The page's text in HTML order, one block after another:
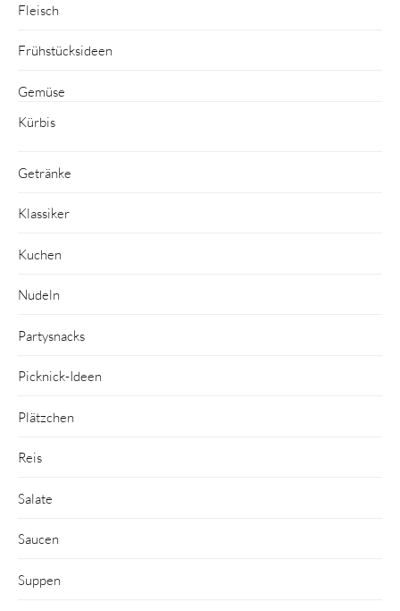
Fleisch
Frühstücksideen
Gemüse
Kürbis
Getränke
Klassiker
Kuchen
Nudeln
Partysnacks
Picknick-Ideen
Plätzchen
Reis
Salate
Saucen
Suppen